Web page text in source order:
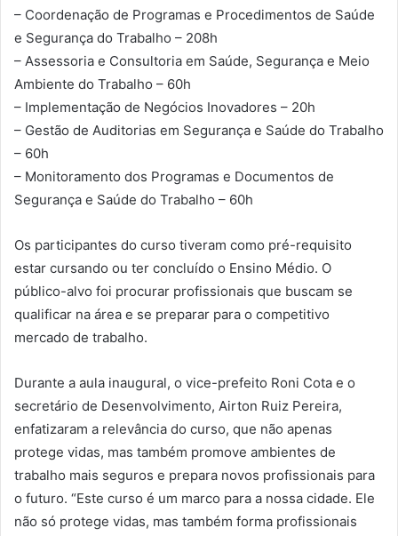
– Coordenação de Programas e Procedimentos de Saúde
e Segurança do Trabalho – 208h
– Assessoria e Consultoria em Saúde, Segurança e Meio
Ambiente do Trabalho – 60h
– Implementação de Negócios Inovadores – 20h
– Gestão de Auditorias em Segurança e Saúde do Trabalho
– 60h
– Monitoramento dos Programas e Documentos de
Segurança e Saúde do Trabalho – 60h
Os participantes do curso tiveram como pré-requisito
estar cursando ou ter concluído o Ensino Médio. O
público-alvo foi procurar profissionais que buscam se
qualificar na área e se preparar para o competitivo
mercado de trabalho.
Durante a aula inaugural, o vice-prefeito Roni Cota e o
secretário de Desenvolvimento, Airton Ruiz Pereira,
enfatizaram a relevância do curso, que não apenas
protege vidas, mas também promove ambientes de
trabalho mais seguros e prepara novos profissionais para
o futuro. “Este curso é um marco para a nossa cidade. Ele
não só protege vidas, mas também forma profissionais